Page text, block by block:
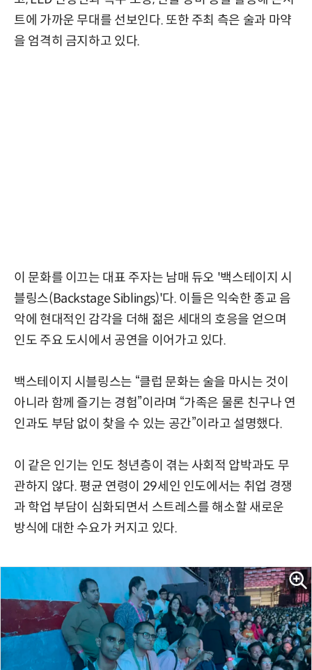
트에 가까운 무대를 선보인다. 또한 주최 측은 술과 마약
을 엄격히 금지하고 있다.
이 문화를 이끄는 대표 주자는 남매 듀오 '백스테이지 시
블링스(Backstage Siblings)'다. 이들은 익숙한 종교 음
악에 현대적인 감각을 더해 젊은 세대의 호응을 얻으며
인도 주요 도시에서 공연을 이어가고 있다.
백스테이지 시블링스는 “클럽 문화는 술을 마시는 것이
아니라 함께 즐기는 경험”이라며 “가족은 물론 친구나 연
인과도 부담 없이 찾을 수 있는 공간”이라고 설명했다.
이 같은 인기는 인도 청년층이 겪는 사회적 압박과도 무
관하지 않다. 평균 연령이 29세인 인도에서는 취업 경쟁
과 학업 부담이 심화되면서 스트레스를 해소할 새로운
방식에 대한 수요가 커지고 있다.